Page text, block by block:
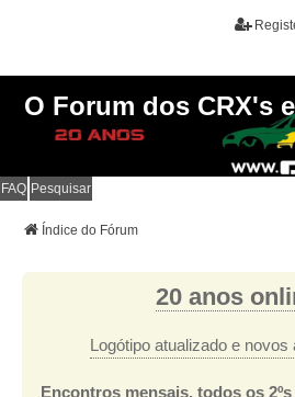
O Forum dos CRX's
FAQ Pesquisar
Índice do Fórum
20 anos
Logótipo atualizado e
Encontros mensais, todos os